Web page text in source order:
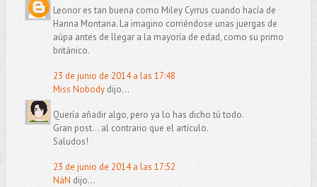
Leonor es tan buena como Miley Cyrrus cuando hacía de
Hanna Montana. La imagino corriéndose unas juergas de
aúpa antes de llegar a la mayoría de edad, como su primo
británico.
23 de junio de 2014 a las 17:48
Miss Nobodydijo...
Quería añadir algo, pero ya lo has dicho tú todo.
Gran post... al contrario que el artículo.
Saludos!
23 de junio de 2014 a las 17:52
NáN dijo...